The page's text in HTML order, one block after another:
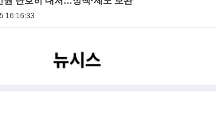
16:16:33